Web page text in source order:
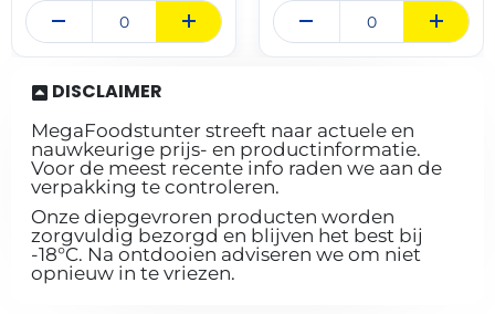
DISCLAIMER
MegaFoodstunter streeft naar actuele en
nauwkeurige prijs- en productinformatie.
Voor de meest recente info raden we aan de
verpakking te controleren.
Onze diepgevroren producten worden
zorgvuldig bezorgd en blijven het best bij
-18°C. Na ontdooien adviseren we om niet
opnieuw in te vriezen.